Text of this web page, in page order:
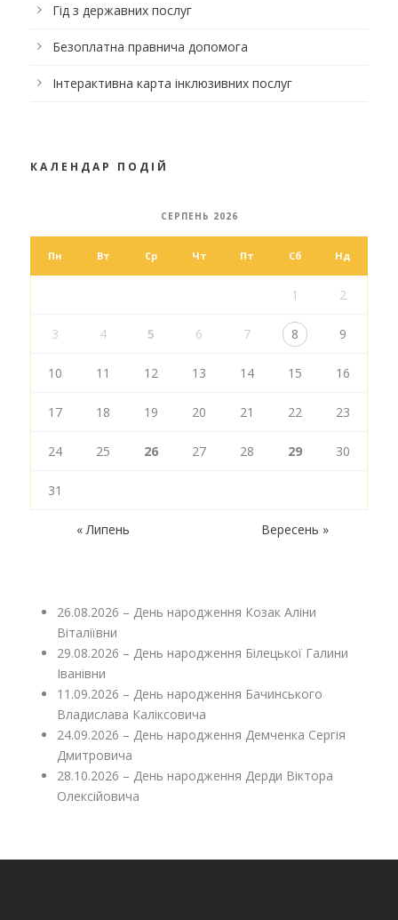
Гід з державних послуг
Безоплатна правнича допомога
Інтерактивна карта інклюзивних послуг
КАЛЕНДАР ПОДІЙ
СЕРПЕНЬ 2026
Пн Вт Ср Чт Пт Сб Нд
1 2
3 4 5 6 7 8 9
10 11 12 13 14 15 16
17 18 19 20 21 22 23
24 25 26 27 28 29 30
31
« Липень Вересень »
26.08.2026 – День народження Козак Аліни
Віталіївни
29.08.2026 – День народження Білецької Галини
Іванівни
11.09.2026 – День народження Бачинського
Владислава Каліксовича
24.09.2026 – День народження Демченка Сергія
Дмитровича
28.10.2026 – День народження Дерди Віктора
Олексійовича